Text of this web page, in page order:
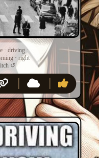
·driving ·
·right
↺